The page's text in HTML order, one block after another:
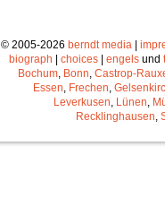
© 2005-2026 berndt media|
biograph
choices engels und
Bochum, Bonn, Castrop-
Essen, Frechen,
Leverkusen, Lünen,
Recklinghausen,